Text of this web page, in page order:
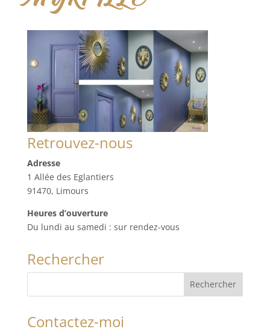
Retrouvez-nous
Adresse
1 Allée des Eglantiers
91470, Limours
Heures d’ouverture
Du lundi au samedi : sur rendez-vous
Rechercher
Contactez-moi